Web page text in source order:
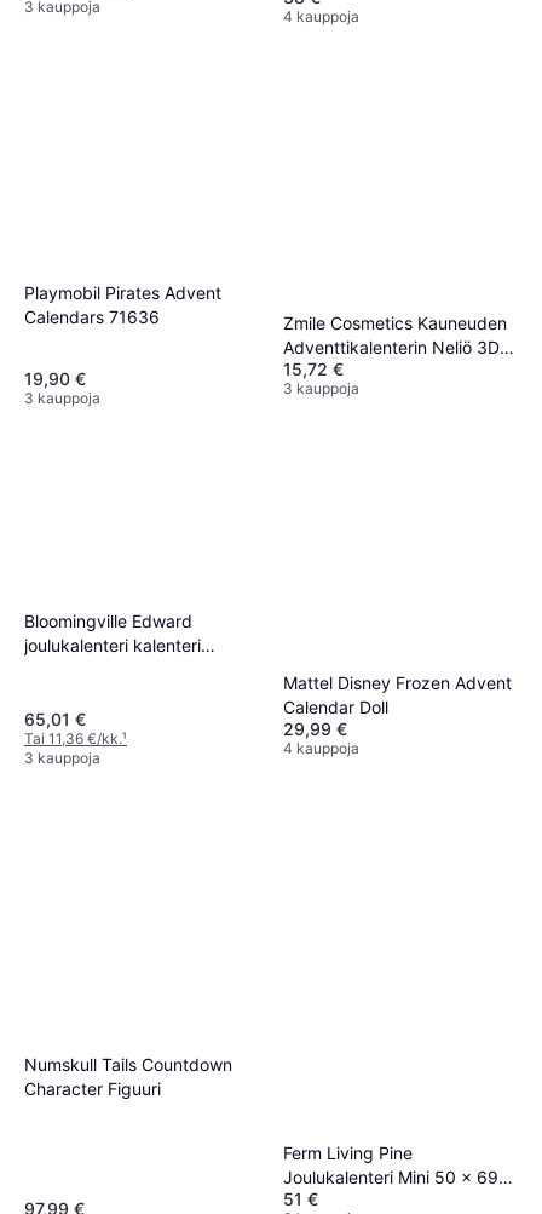
3 kauppoja
4 kauppoja
Playmobil Pirates Advent
Calendars 71636
19,90 €
3 kauppoja
Zmile Cosmetics Kauneuden
Adventtikalenterin Neliö 3D
Joulukuuset
15,72 €
3 kauppoja
Bloomingville Edward
joulukalenteri kalenteri
65,01 €
Tai 11,36 €/kk.¹
3 kauppoja
Mattel Disney Frozen Advent
Calendar Doll
29,99 €
4 kauppoja
Numskull Tails Countdown
Character Figuuri
97,99 €
Ferm Living Pine
Joulukalenteri Mini 50 x 69
cm
51 €